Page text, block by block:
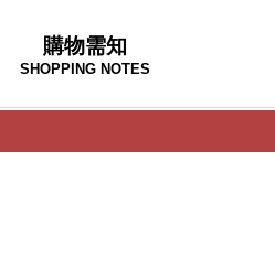
購物需知
SHOPPING NOTES